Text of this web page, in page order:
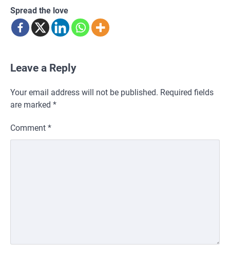
Spread the love
Leave a Reply
Your email address will not be published. Required fields
are marked *
Comment *